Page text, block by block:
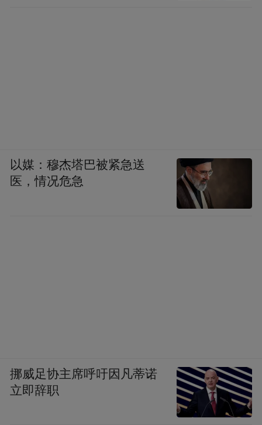
以媒：穆杰塔巴被紧急送
医，情况危急
挪威足协主席呼吁因凡蒂诺
立即辞职